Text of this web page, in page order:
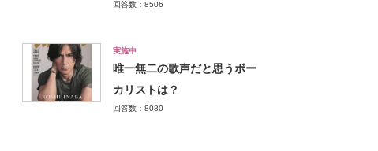
回答数：8506
実施中
唯一無二の歌声だと思うボー
カリストは？
回答数：8080